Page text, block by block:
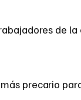
de la
precario